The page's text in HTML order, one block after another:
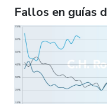
Fallos en guías